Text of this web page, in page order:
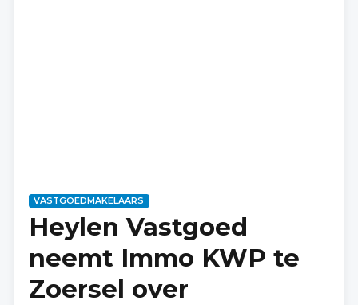
VASTGOEDMAKELAARS
Heylen Vastgoed
neemt Immo KWP te
Zoersel over